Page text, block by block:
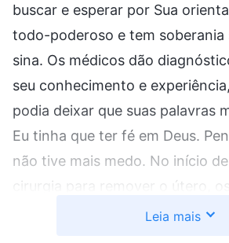
buscar e esperar por Sua
todo-poderoso e tem soberania
sina. Os médicos dão
seu conhecimento e
podia deixar que suas palavras
Eu tinha que ter fé em Deus.
não tive mais medo. No início
cirurgia para remover o útero,
trompas de Falópio. O médico
Leia mais